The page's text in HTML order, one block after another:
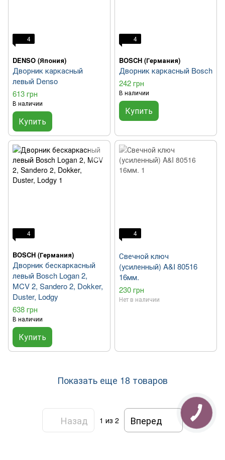
4
DENSO (Япония)
Дворник каркасный
левый Denso
613 грн
В наличии
Купить
4
BOSCH (Германия)
Дворник каркасный Bosch
242 грн
В наличии
Купить
4
BOSCH (Германия)
Дворник бескаркасный
левый Bosch Logan 2,
MCV 2, Sandero 2, Dokker,
Duster, Lodgy
638 грн
В наличии
Купить
4
Свечной ключ
(усиленный) A&I 80516
16мм.
230 грн
Нет в наличии
Показать еще 18 товаров
Назад 1 из 2 Вперед